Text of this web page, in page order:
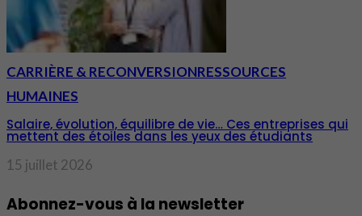
CARRIÈRE & RECONVERSIONRESSOURCES
HUMAINES
Salaire, évolution, équilibre de vie… Ces entreprises qui
mettent des étoiles dans les yeux des étudiants
15 juillet 2026
Abonnez-vous à la newsletter